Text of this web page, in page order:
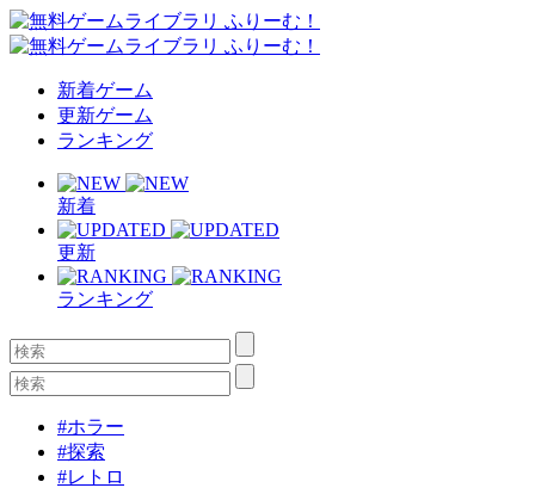
新着ゲーム
更新ゲーム
ランキング
新着
更新
ランキング
#ホラー
#探索
#レトロ